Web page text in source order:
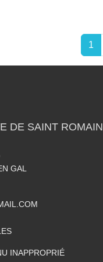
1
DE SAINT ROMAIN
GAL
INAPPROPRIÉ